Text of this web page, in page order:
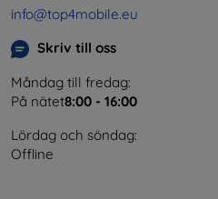
info@top4mobile.eu
Skriv till oss
Måndag till fredag:
På nätet8:00 - 16:00
Lördag och söndag:
Offline